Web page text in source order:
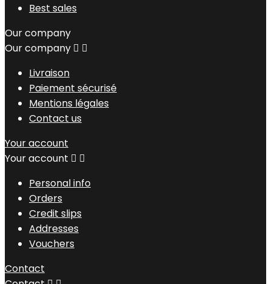
Best sales
Our company
Our company  
Livraison
Paiement sécurisé
Mentions légales
Contact us
Your account
Your account  
Personal info
Orders
Credit slips
Addresses
Vouchers
Contact